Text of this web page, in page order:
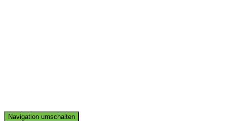
Navigation umschalten